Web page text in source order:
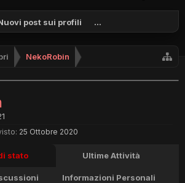
post sui profili ...
NekoRobin
25 Ottobre 2020
stato Ultime Attività
Informazioni Personali